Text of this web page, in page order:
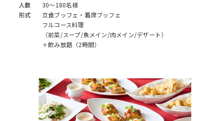
人数
30～180名様
形式
立食ブッフェ・着席ブッフェ
フルコース料理
（前菜/スープ/魚メイン/肉メイン/デザート）
＋飲み放題（2時間）